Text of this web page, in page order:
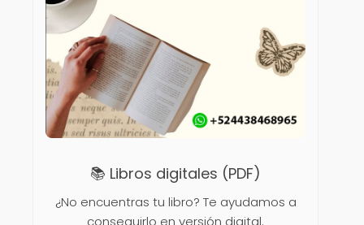
📚 Libros digitales (PDF)
¿No encuentras tu libro? Te ayudamos a
conseguirlo en versión digital.